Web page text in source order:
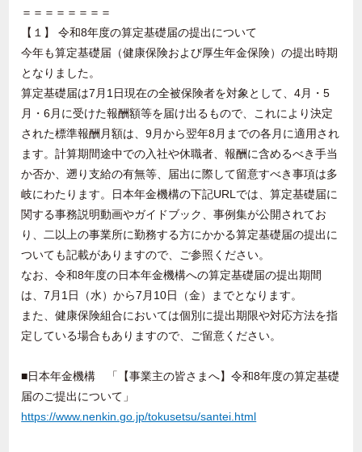
＝＝＝＝＝＝＝＝
【１】 令和8年度の算定基礎届の提出について
今年も算定基礎届（健康保険および厚生年金保険）の提出時期
となりました。
算定基礎届は7月1日現在の全被保険者を対象として、4月・5
月・6月に受けた報酬額等を届け出るもので、これにより決定
された標準報酬月額は、9月から翌年8月までの各月に適用され
ます。計算期間途中での入社や休職者、報酬に含めるべき手当
か否か、遡り支給の有無等、届出に際して留意すべき事項は多
岐にわたります。日本年金機構の下記URLでは、算定基礎届に
関する事務説明動画やガイドブック、事例集が公開されてお
り、二以上の事業所に勤務する方にかかる算定基礎届の提出に
ついても記載がありますので、ご参照ください。
なお、令和8年度の日本年金機構への算定基礎届の提出期間
は、7月1日（水）から7月10日（金）までとなります。
また、健康保険組合においては個別に提出期限や対応方法を指
定している場合もありますので、ご留意ください。
■日本年金機構 「【事業主の皆さまへ】令和8年度の算定基礎
届のご提出について」
https://www.nenkin.go.jp/tokusetsu/santei.html